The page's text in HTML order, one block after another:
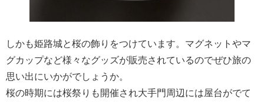
しかも姫路城と桜の飾りをつけています。マグネットやマ
グカップなど様々なグッズが販売されているのでぜひ旅の
思い出にいかがでしょうか。
桜の時期には桜祭りも開催され大手門周辺には屋台がでて